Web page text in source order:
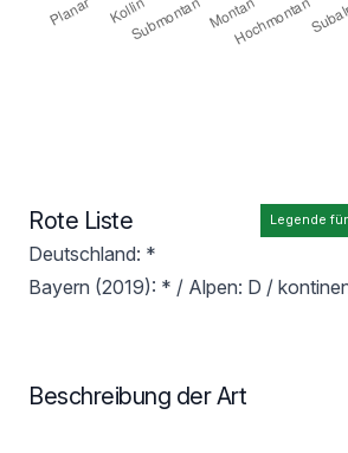
Legende
Rote Liste
Deutschland: *
Bayern (2019): * / Alpen: D /
Beschreibung der Art